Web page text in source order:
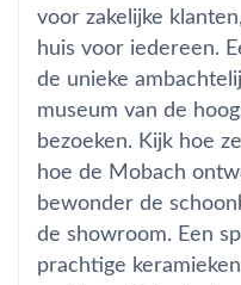
voor zakelijke
huis voor iedereen.
de unieke
museum van de
bezoeken. Kijk hoe
hoe de Mobach
bewonder de
de showroom. Een
prachtige